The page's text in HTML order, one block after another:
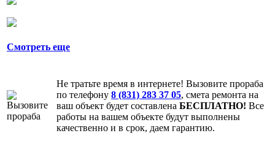
Смотреть еще
Не тратьте время в интернете! Вызовите прораба
по телефону 8 (831) 283 37 05, смета ремонта на
ваш объект будет составлена БЕСПЛАТНО! Все
работы на вашем объекте будут выполнены
качественно и в срок, даем гарантию.